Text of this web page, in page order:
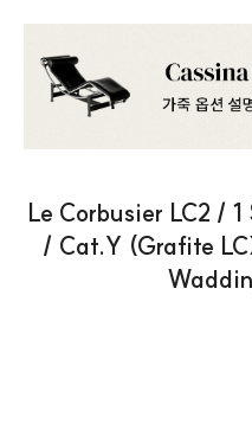
Le Corbusier LC2 /
/ Cat.Y (Grafite